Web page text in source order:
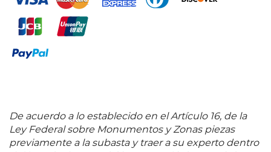
sobrenaturaleza que, sin embargo, está a la mano
como una sospecha inmemorial
De acuerdo a lo establecido en el Artículo 16, de la
Ley Federal sobre Monumentos y Zonas piezas
previamente a la subasta y traer a su experto dentro